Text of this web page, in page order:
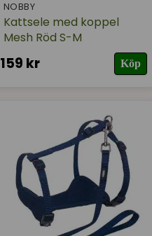
NOBBY
Kattsele med koppel
Mesh Röd S-M
159 kr Köp